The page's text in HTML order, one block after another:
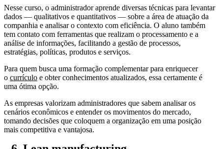
Nesse curso, o administrador aprende diversas técnicas para levantar
dados — qualitativos e quantitativos — sobre a área de atuação da
companhia e analisar o contexto com eficiência. O aluno também
tem contato com ferramentas que realizam o processamento e a
análise de informações, facilitando a gestão de processos,
estratégias, políticas, produtos e serviços.
Para quem busca uma formação complementar para enriquecer
o currículo e obter conhecimentos atualizados, essa certamente é
uma ótima opção.
As empresas valorizam administradores que sabem analisar os
cenários econômicos e entender os movimentos do mercado,
tomando decisões que coloquem a organização em uma posição
mais competitiva e vantajosa.